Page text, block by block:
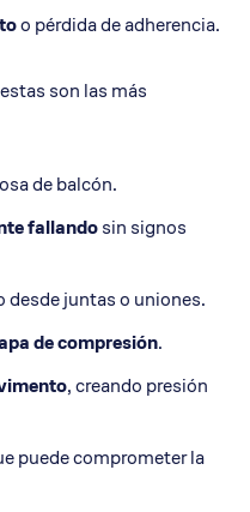
o pérdida de adherencia.
son las más
de balcón.
fallandosin signos
desde juntas o uniones.
de compresión.
, creando presión
puede comprometer la